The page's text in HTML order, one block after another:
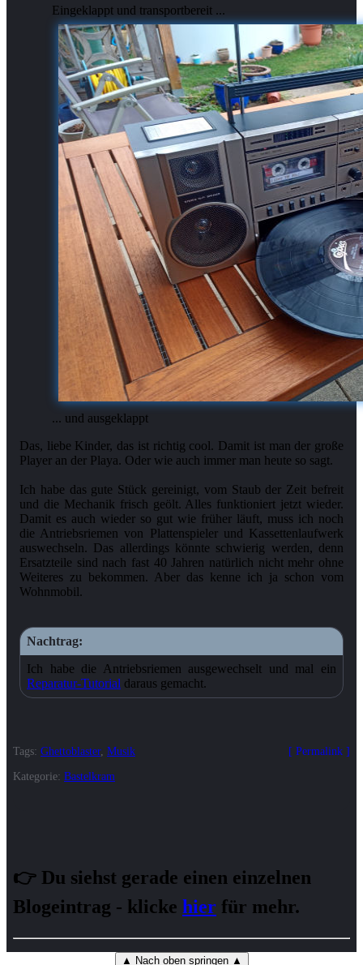
Eingeklappt und transportbereit ...
... und ausgeklappt
Das, liebe Kinder, das ist richtig cool. Damit ist man der große
Player an der Playa. Oder wie auch immer man heute so sagt.
Ich habe das gute Stück gereinigt, vom Staub der Zeit befreit
und die Mechanik frisch geölt. Alles funktioniert jetzt wieder.
Damit es auch wieder so gut wie früher läuft, muss ich noch
die Antriebsriemen von Plattenspieler und Kassettenlaufwerk
auswechseln. Das allerdings könnte schwierig werden, denn
Ersatzteile sind nach fast 40 Jahren natürlich nicht mehr ohne
Weiteres zu bekommen. Aber das kenne ich ja schon vom
Wohnmobil.
Ich habe die Antriebsriemen ausgewechselt und mal ein
Reparatur-Tutorial daraus gemacht.
Permalink
Tags: Ghettoblaster, Musik
Kategorie: Bastelkram
👉 Du siehst gerade einen einzelnen
Blogeintrag - klicke hier für mehr.
▲ Nach oben springen ▲